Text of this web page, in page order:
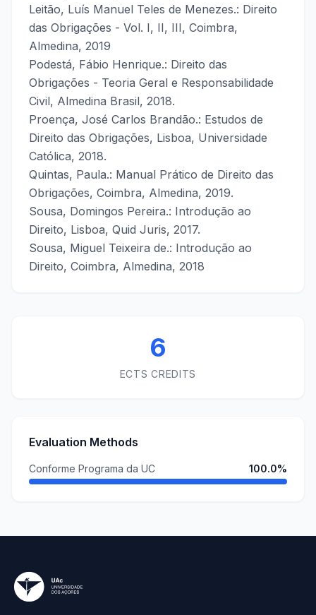
Leitão, Luís Manuel Teles de Menezes.: Direito
das Obrigações - Vol. I, II, III, Coimbra,
Almedina, 2019
Podestá, Fábio Henrique.: Direito das
Obrigações - Teoria Geral e Responsabilidade
Civil, Almedina Brasil, 2018.
Proença, José Carlos Brandão.: Estudos de
Direito das Obrigações, Lisboa, Universidade
Católica, 2018.
Quintas, Paula.: Manual Prático de Direito das
Obrigações, Coimbra, Almedina, 2019.
Sousa, Domingos Pereira.: Introdução ao
Direito, Lisboa, Quid Juris, 2017.
Sousa, Miguel Teixeira de.: Introdução ao
Direito, Coimbra, Almedina, 2018
6
ECTS CREDITS
Evaluation Methods
Conforme Programa da UC 100.0%